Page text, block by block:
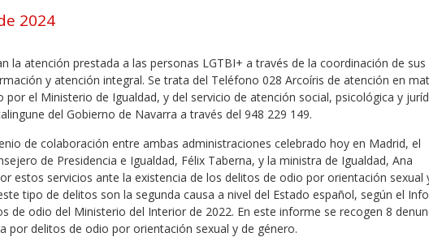
2024
la atención prestada a las personas LGTBI+ a través de la coordinación de sus
y atención integral. Se trata del Teléfono 028 Arcoíris de atención en
por el Ministerio de Igualdad, y del servicio de atención social, psicológica y
del Gobierno de Navarra a través del 948 229 149.
de colaboración entre ambas administraciones celebrado hoy en Madrid, el
de Presidencia e Igualdad, Félix Taberna, y la ministra de Igualdad, Ana
estos servicios ante la existencia de los delitos de odio por orientación sexual
tipo de delitos son la segunda causa a nivel del Estado español, según el
de odio del Ministerio del Interior de 2022. En este informe se recogen 8
por delitos de odio por orientación sexual y de género.